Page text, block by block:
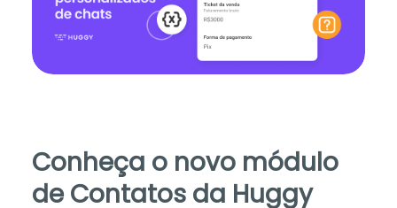
Conheça o novo módulo
de Contatos da Huggy